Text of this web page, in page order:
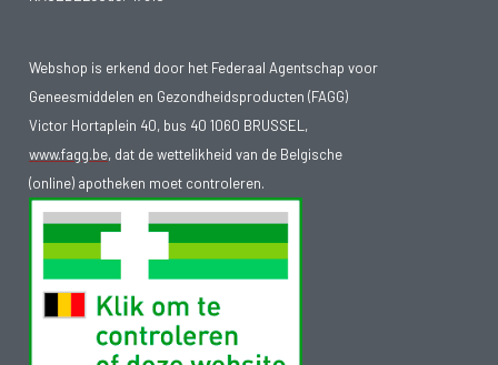
Webshop is erkend door het Federaal Agentschap voor
Geneesmiddelen en Gezondheidsproducten (FAGG)
Victor Hortaplein 40, bus 40 1060 BRUSSEL,
www.fagg.be, dat de wettelikheid van de Belgische
(online) apotheken moet controleren.